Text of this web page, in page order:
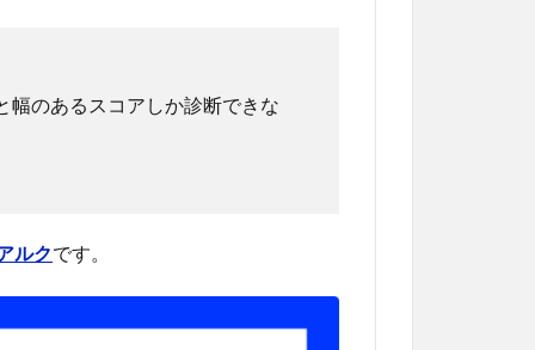
幅のあるスコアしか診断できな
ルクです。